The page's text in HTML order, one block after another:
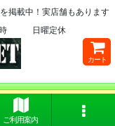
掲載中！実店舗もあります
ご来店下さい。
8時 日曜定休
カート
ご利用案内